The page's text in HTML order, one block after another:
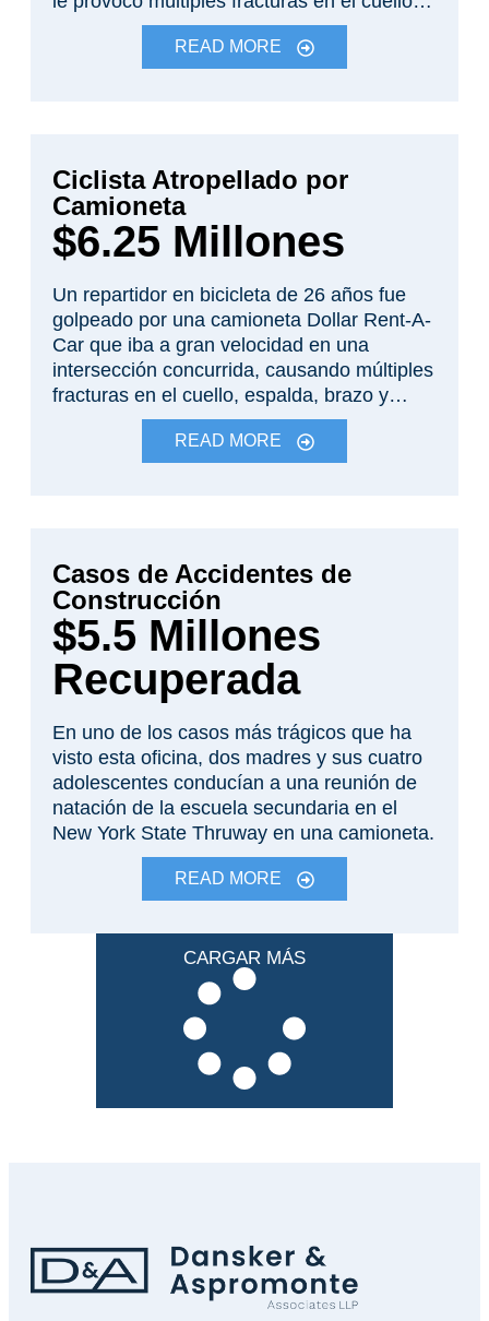
la espalda, el brazo y la pierna, así como
daños cerebrales leves. Aunque recordaba
poco del accidente, el jurado dictó un
READ MORE
Ciclista Atropellado por
Camioneta
$6.25 Millones
Un repartidor en bicicleta de 26 años fue
golpeado por una camioneta Dollar Rent-A-
Car que iba a gran velocidad en una
intersección concurrida, causando múltiples
fracturas en el cuello, espalda, brazo y
pierna, así como daños cerebrales leves.
READ MORE
Casos de Accidentes de
Construcción
$5.5 Millones
Recuperada
En uno de los casos más trágicos que ha
visto esta oficina, dos madres y sus cuatro
adolescentes conducían a una reunión de
natación de la escuela secundaria en el
New York State Thruway en una camioneta.
READ MORE
CARGAR MÁS